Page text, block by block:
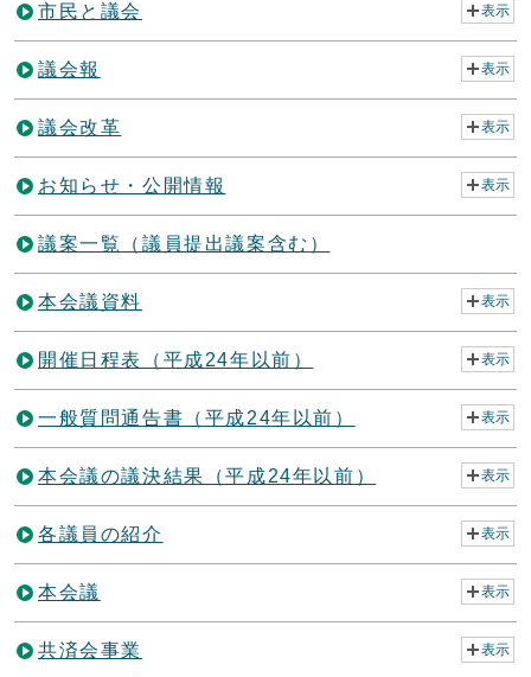
市民と議会 表示
議会報 表示
議会改革 表示
お知らせ・公開情報 表示
議案一覧（議員提出議案含む）
本会議資料 表示
開催日程表（平成24年以前） 表示
一般質問通告書（平成24年以前） 表示
本会議の議決結果（平成24年以前） 表示
各議員の紹介 表示
本会議 表示
共済会事業 表示